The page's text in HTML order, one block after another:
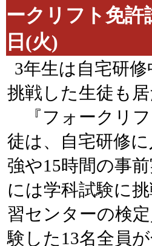
ークリフト
日(火)
3年生は自宅研
挑戦した生徒も
『フォークリフ
徒は、自宅研修
強や15時間の事
には学科試験に
習センターの検
験した13名全員